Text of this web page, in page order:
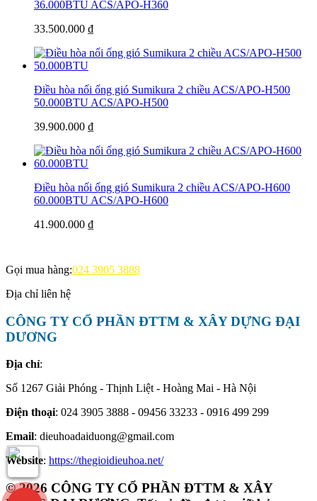
36.000BTU ACS/APO-H360
33.500.000 ₫
Điều hòa nối ống gió Sumikura 2 chiều ACS/APO-H500
50.000BTU ACS/APO-H500
39.900.000 ₫
Điều hòa nối ống gió Sumikura 2 chiều ACS/APO-H600
60.000BTU ACS/APO-H600
41.900.000 ₫
Gọi mua hàng:024 3905 3888
Địa chỉ liên hệ
CÔNG TY CỔ PHẦN ĐTTM & XÂY DỰNG ĐẠI
DƯƠNG
Địa chỉ:
Số 1267 Giải Phóng - Thịnh Liệt - Hoàng Mai - Hà Nội
Điện thoại: 024 3905 3888 - 09456 33233 - 0916 499 299
Email: dieuhoadaiduong@gmail.com
Website: https://thegioidieuhoa.net/
© 2026 CÔNG TY CỔ PHẦN ĐTTM & XÂY